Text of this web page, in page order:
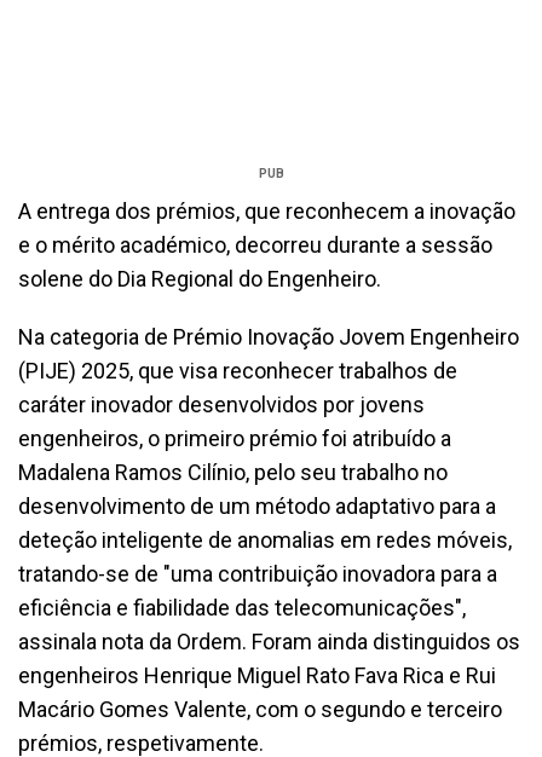
PUB
A entrega dos prémios, que reconhecem a inovação
e o mérito académico, decorreu durante a sessão
solene do Dia Regional do Engenheiro.
Na categoria de Prémio Inovação Jovem Engenheiro
(PIJE) 2025, que visa reconhecer trabalhos de
caráter inovador desenvolvidos por jovens
engenheiros, o primeiro prémio foi atribuído a
Madalena Ramos Cilínio, pelo seu trabalho no
desenvolvimento de um método adaptativo para a
deteção inteligente de anomalias em redes móveis,
tratando-se de "uma contribuição inovadora para a
eficiência e fiabilidade das telecomunicações",
assinala nota da Ordem. Foram ainda distinguidos os
engenheiros Henrique Miguel Rato Fava Rica e Rui
Macário Gomes Valente, com o segundo e terceiro
prémios, respetivamente.